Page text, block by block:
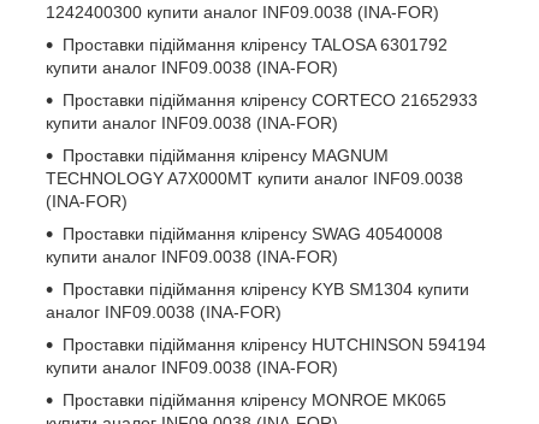
1242400300 купити аналог INF09.0038 (INA-FOR)
Проставки підіймання кліренсу TALOSA 6301792
купити аналог INF09.0038 (INA-FOR)
Проставки підіймання кліренсу CORTECO 21652933
купити аналог INF09.0038 (INA-FOR)
Проставки підіймання кліренсу MAGNUM
TECHNOLOGY A7X000MT купити аналог INF09.0038
(INA-FOR)
Проставки підіймання кліренсу SWAG 40540008
купити аналог INF09.0038 (INA-FOR)
Проставки підіймання кліренсу KYB SM1304 купити
аналог INF09.0038 (INA-FOR)
Проставки підіймання кліренсу HUTCHINSON 594194
купити аналог INF09.0038 (INA-FOR)
Проставки підіймання кліренсу MONROE MK065